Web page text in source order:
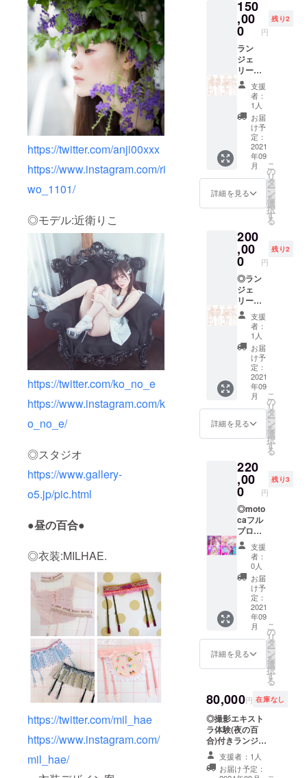
https://twitter.com/anji00xxx
https://www.instagram.com/ri
wo_1101/
◎モデル:近衛りこ
https://twitter.com/ko_no_e
https://www.instagram.com/k
o_no_e/
◎スタジオ
https://www.gallery-
o5.jp/pic.html
●昼の百合●
◎衣装:MILHAE.
https://twitter.com/mil_hae
https://www.instagram.com/
mil_hae/
(希望しないこと
も可能)に可愛く
レタッチし、後
しします。※後か
らの顔面の加工
具合の変更は出
来ません、また
ご自身での追加
の加工はお断り
させて頂いてい
ますのでご了承
代と手数料を引
いた額を返金さ
せて頂きます）
で撮影にエキス
トラ(顔は殆ど写
りません)として
参加して頂き、
ピンの写真1枚を
motocaが撮影
（ピンの撮影の
時は持参された
衣装を着て頂い
ても大丈夫で
す）し、別人級
(希望しないこと
も可能)に可愛く
レタッチし、後
日データでお渡
しします。※後か
来ません、また
ご自身での追加
の加工はお断り
させて頂いてい
ますのでご了承
ください。
150
,00
0 円
残り2
ラン
ジェ
リー衣
装撮影
体験付
きラン
ジェ
リー百
合写真
集(ブロ
マイド
付き) 作
家が
作った
写真集
撮影に
れたラ
ンジェ
リー衣
装を着
て（男
性の支
援者様
には写
真集代
とブロ
マイド
代と手
数料を
引いた
額を返
金させ
て頂き
ま
す）、
motoca
メイク
をし、4
枚まで
撮影、
別人級
(希望し
ないこ
とも可
能)に可
愛くレ
タッチ
し、後
日デー
タでお
渡しし
ます。※
後から
の顔面
の加工
具合の
出来ま
せん、
またご
自身で
の追加
はお断
りさせ
支援
者：
1人
お届
け予
定：
2021
年09
月
詳細を見る
こ
の
リ
タ
ー
ン
を
選
択
す
る
200
,00
0 円
残り2
◎ラン
ジェ
リー衣
装撮影
体験付
きラン
ジェ
リー百
合写真
集(ブロ
マイド
付き) 作
家が
作った
写真集
撮影に
れたラ
ンジェ
リー衣
装を着
て（男
性の支
援者様
には写
真集代
とブロ
マイド
代と手
数料を
引いた
額を返
金させ
て頂き
ま
す）、
写真集
スタジ
オで、
motoca
がヘア
メイク
枚まで
撮影、
支援
者：
1人
お届
け予
定：
2021
年09
月
詳細を見る
こ
の
リ
タ
ー
ン
を
選
択
す
る
220
,00
0 円
残り3
◎moto
caフル
プロ
デュー
ス撮影
体験付
きラン
ジェ
リー百
合写真
集(ブロ
マイド
付き) ご
支援頂
いた方
に合わ
motoca
が撮影
セット
を新し
く作
装を
コー
支援
者：
0人
お届
け予
定：
2021
年09
月
詳細を見る
こ
の
リ
タ
ー
ン
を
選
択
す
る
80,000円 在庫なし
◎撮影エキスト
ラ体験(夜の百
合)付きランジェ
リー百合写真集
(ブロマイド付
き) 5/6の16時半
支援者：1人
お届け予定：